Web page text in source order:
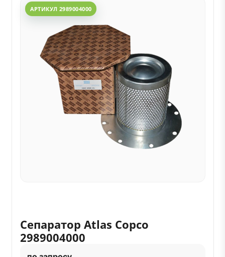
АРТИКУЛ 2989004000
Сепаратор Atlas Copco
2989004000